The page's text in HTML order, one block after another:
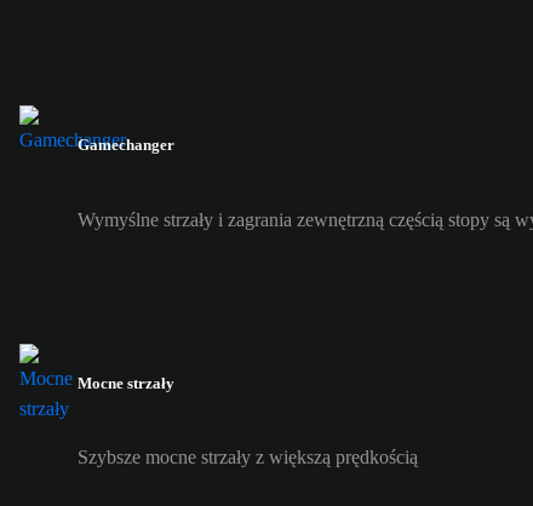
Gamechanger
Wymyślne strzały i zagrania zewnętrzną częścią stopy są
Mocne strzały
Szybsze mocne strzały z większą prędkością